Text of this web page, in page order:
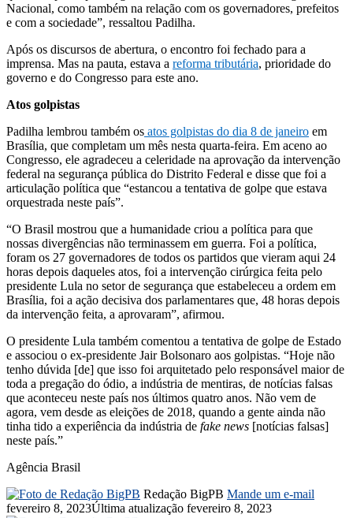
Nacional, como também na relação com os governadores, prefeitos
e com a sociedade”, ressaltou Padilha.
Após os discursos de abertura, o encontro foi fechado para a
imprensa. Mas na pauta, estava a reforma tributária, prioridade do
governo e do Congresso para este ano.
Atos golpistas
Padilha lembrou também os atos golpistas do dia 8 de janeiro em
Brasília, que completam um mês nesta quarta-feira. Em aceno ao
Congresso, ele agradeceu a celeridade na aprovação da intervenção
federal na segurança pública do Distrito Federal e disse que foi a
articulação política que “estancou a tentativa de golpe que estava
orquestrada neste país”.
“O Brasil mostrou que a humanidade criou a política para que
nossas divergências não terminassem em guerra. Foi a política,
foram os 27 governadores de todos os partidos que vieram aqui 24
horas depois daqueles atos, foi a intervenção cirúrgica feita pelo
presidente Lula no setor de segurança que estabeleceu a ordem em
Brasília, foi a ação decisiva dos parlamentares que, 48 horas depois
da intervenção feita, a aprovaram”, afirmou.
O presidente Lula também comentou a tentativa de golpe de Estado
e associou o ex-presidente Jair Bolsonaro aos golpistas. “Hoje não
tenho dúvida [de] que isso foi arquitetado pelo responsável maior de
toda a pregação do ódio, a indústria de mentiras, de notícias falsas
que aconteceu neste país nos últimos quatro anos. Não vem de
agora, vem desde as eleições de 2018, quando a gente ainda não
tinha tido a experiência da indústria de fake news [notícias falsas]
neste país.”
Agência Brasil
Redação BigPB Mande um e-mail
fevereiro 8, 2023Última atualização fevereiro 8, 2023